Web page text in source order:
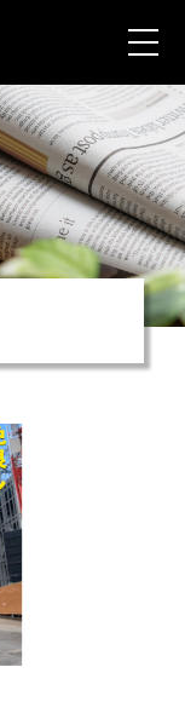
toggle